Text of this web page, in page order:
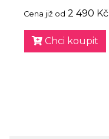
Cena již od 2 490 Kč
Chci koupit